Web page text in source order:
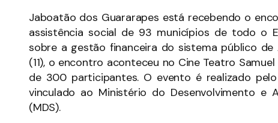
Jaboatão dos Guararapes está recebendo o
assistência social de 93 municípios de todo o
sobre a gestão financeira do sistema público
(11), o encontro aconteceu no Cine Teatro
de 300 participantes. O evento é realizado
vinculado ao Ministério do Desenvolvimento e
(MDS).